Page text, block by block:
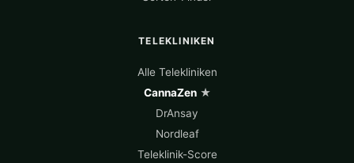
TELEKLINIKEN
Alle Telekliniken
CannaZen★
DrAnsay
Nordleaf
Teleklinik-Score